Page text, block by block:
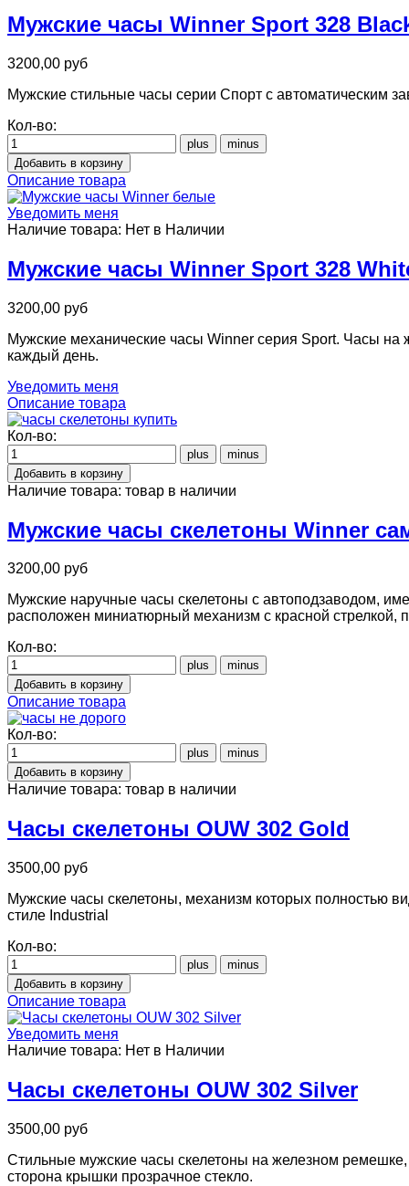
Мужские часы Winner Sport 328
3200,00 руб
Мужские стильные часы серии Спорт с автоматическим
Кол-во:
Описание товара
Уведомить меня
Наличие товара: Нет в Наличии
Мужские часы Winner Sport 328
3200,00 руб
Мужские механические часы Winner серия Sport. Часы на
каждый день.
Уведомить меня
Описание товара
Кол-во:
Наличие товара: товар в наличии
Мужские часы скелетоны Winner
3200,00 руб
Мужские наручные часы скелетоны с автоподзаводом,
расположен миниатюрный механизм с красной стрелкой,
Кол-во:
Описание товара
Кол-во:
Наличие товара: товар в наличии
Часы скелетоны OUW 302 Gold
3500,00 руб
Мужские часы скелетоны, механизм которых полностью
стиле Industrial
Кол-во:
Описание товара
Уведомить меня
Наличие товара: Нет в Наличии
Часы скелетоны OUW 302 Silver
3500,00 руб
Стильные мужские часы скелетоны на железном
сторона крышки прозрачное стекло.